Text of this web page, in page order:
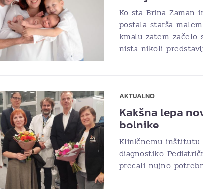
Ko sta Brina Zaman
postala starša
kmalu zatem
nista nikoli
AKTUALNO
Kakšna lepa
bolnike
Kliničnemu inštitutu
diagnostiko
predali nujno